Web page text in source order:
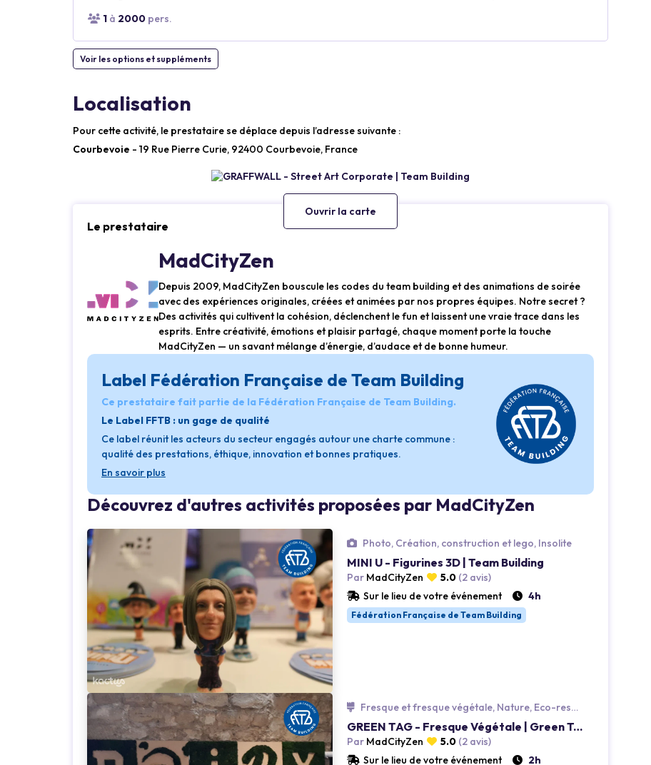
1 à 2000 pers.
Voir les options et suppléments
Localisation
Pour cette activité, le prestataire se déplace depuis l’adresse suivante :
Courbevoie - 19 Rue Pierre Curie, 92400 Courbevoie, France
Ouvrir la carte
Le prestataire
MadCityZen
Depuis 2009, MadCityZen bouscule les codes du team building et des animations de soirée
avec des expériences originales, créées et animées par nos propres équipes. Notre secret ?
Des activités qui cultivent la cohésion, déclenchent le fun et laissent une vraie trace dans les
esprits. Entre créativité, émotions et plaisir partagé, chaque moment porte la touche
MadCityZen — un savant mélange d’énergie, d’audace et de bonne humeur.
Label Fédération Française de Team Building
Ce prestataire fait partie de la Fédération Française de Team Building.
Le Label FFTB : un gage de qualité
Ce label réunit les acteurs du secteur engagés autour une charte commune :
qualité des prestations, éthique, innovation et bonnes pratiques.
En savoir plus
Découvrez d'autres activités proposées par MadCityZen
Loading... Loading...
Photo, Création, construction et lego, Insolite
MINI U - Figurines 3D | Team Building
Par MadCityZen 5.0 (2 avis)
Sur le lieu de votre événement
4h
Fédération Française de Team Building
Loading... Loading...
Fresque et fresque végétale, Nature, Eco-responsable
GREEN TAG - Fresque Végétale | Green Tag
Par MadCityZen 5.0 (2 avis)
Sur le lieu de votre événement
2h